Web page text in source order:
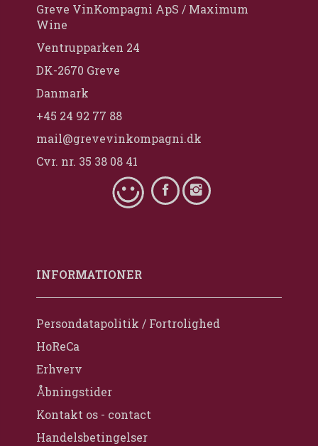
Greve VinKompagni ApS / Maximum
Wine
Ventrupparken 24
DK-2670 Greve
Danmark
+45 24 92 77 88
mail@grevevinkompagni.dk
Cvr. nr. 35 38 08 41
INFORMATIONER
Persondatapolitik / Fortrolighed
HoReCa
Erhverv
Åbningstider
Kontakt os - contact
Handelsbetingelser